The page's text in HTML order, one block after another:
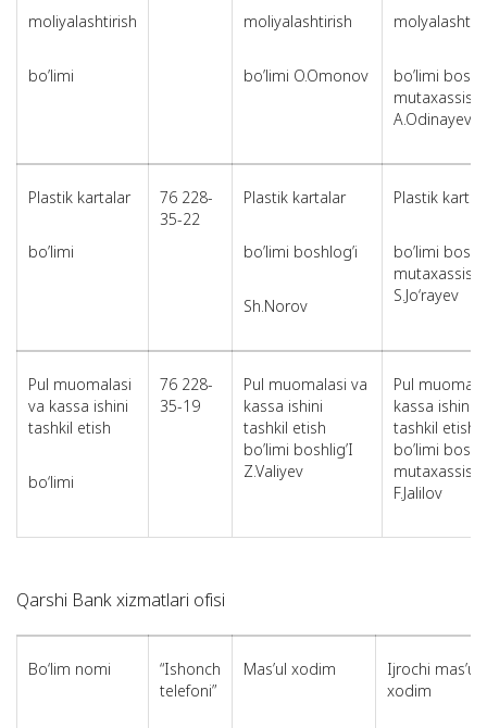
moliyalashtirish
bo’limi
moliyalashtirish
bo’limi O.Omonov
bo’limi bosh
mutaxassisi
A.Odinayev
Plastik kartalar
bo’limi
76 228-
35-22
Plastik kartalar
bo’limi boshlog’i
Sh.Norov
Plastik
bo’limi bosh
mutaxassisi
S.Jo‘rayev
Pul muomalasi
va kassa ishini
tashkil etish
bo‘limi
76 228-
35-19
Pul muomalasi va
kassa ishini
tashkil etish
bo’limi boshlig’I
Z.Valiyev
Pul
kassa ishini
tashkil etish
bo’limi bosh
mutaxassisi
F.Jalilov
Qarshi Bank xizmatlari ofisi
Bo‘lim nomi
“Ishonch
telefoni”
Mas’ul xodim
Ijrochi mas’ul
xodim